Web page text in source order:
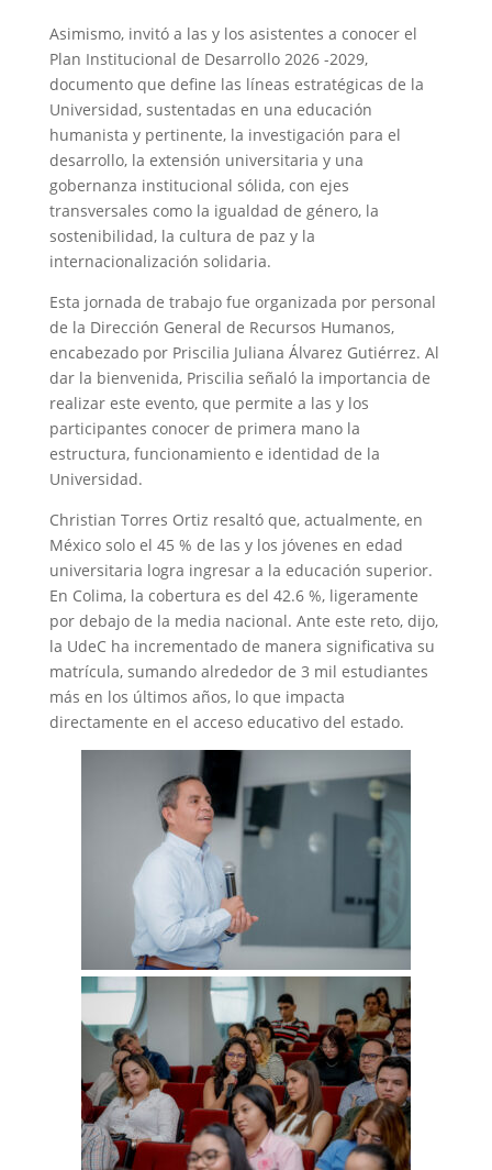
Asimismo, invitó a las y los asistentes a conocer el
Plan Institucional de Desarrollo 2026 -2029,
documento que define las líneas estratégicas de la
Universidad, sustentadas en una educación
humanista y pertinente, la investigación para el
desarrollo, la extensión universitaria y una
gobernanza institucional sólida, con ejes
transversales como la igualdad de género, la
sostenibilidad, la cultura de paz y la
internacionalización solidaria.
Esta jornada de trabajo fue organizada por personal
de la Dirección General de Recursos Humanos,
encabezado por Priscilia Juliana Álvarez Gutiérrez. Al
dar la bienvenida, Priscilia señaló la importancia de
realizar este evento, que permite a las y los
participantes conocer de primera mano la
estructura, funcionamiento e identidad de la
Universidad.
Christian Torres Ortiz resaltó que, actualmente, en
México solo el 45 % de las y los jóvenes en edad
universitaria logra ingresar a la educación superior.
En Colima, la cobertura es del 42.6 %, ligeramente
por debajo de la media nacional. Ante este reto, dijo,
la UdeC ha incrementado de manera significativa su
matrícula, sumando alrededor de 3 mil estudiantes
más en los últimos años, lo que impacta
directamente en el acceso educativo del estado.